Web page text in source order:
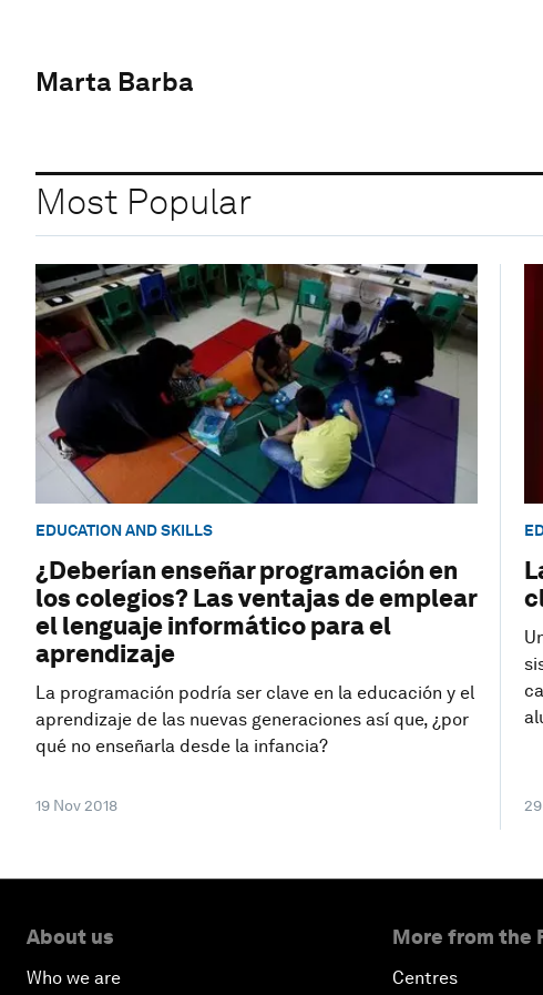
Marta Barba
Most Popular
EDUCATION AND SKILLS
¿Deberían enseñar programación en
los colegios? Las ventajas de emplear
el lenguaje informático para el
aprendizaje
La programación podría ser clave en la educación y el
aprendizaje de las nuevas generaciones así que, ¿por
qué no enseñarla desde la infancia?
19 Nov 2018
About us
Who we are
More from the
Centres